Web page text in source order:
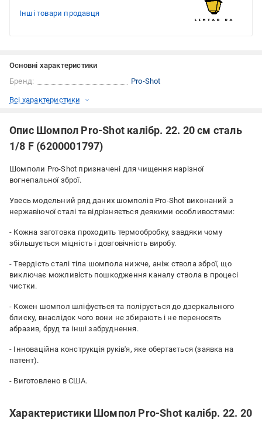
Інші товари продавця
Основні характеристики
Бренд:
Pro-Shot
Всі характеристики
Опис Шомпол Pro-Shot калібр. 22. 20 см сталь
1/8 F (6200001797)
Шомполи Pro-Shot призначені для чищення нарізної
вогнепальної зброї.
Увесь модельний ряд даних шомполів Pro-Shot виконаний з
нержавіючої сталі та відрізняється деякими особливостями:
- Кожна заготовка проходить термообробку, завдяки чому
збільшується міцність і довговічність виробу.
- Твердість сталі тіла шомпола нижче, аніж ствола зброї, що
виключає можливість пошкодження каналу ствола в процесі
чистки.
- Кожен шомпол шліфується та полірується до дзеркального
блиску, внаслідок чого вони не збирають і не переносять
абразив, бруд та інші забруднення.
- Інноваційна конструкція руків'я, яке обертається (заявка на
патент).
- Виготовлено в США.
Характеристики Шомпол Pro-Shot калібр. 22. 20